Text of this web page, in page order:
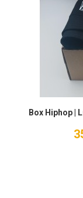
Box Hiphop |